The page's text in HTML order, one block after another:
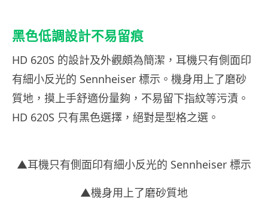
黑色低調設計不易留痕
HD 620S 的設計及外觀頗為簡潔，耳機只有側面印
有細小反光的 Sennheiser 標示。機身用上了磨砂
質地，摸上手舒適份量夠，不易留下指紋等污漬。
HD 620S 只有黑色選擇，絕對是型格之選。
▲耳機只有側面印有細小反光的 Sennheiser 標示
▲機身用上了磨砂質地